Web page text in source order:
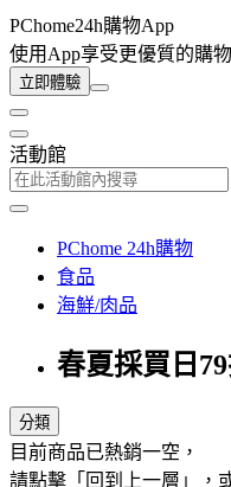
PChome24h購物App
使用App享受更優質的購
立即體驗
活動館
PChome 24h購物
食品
海鮮/肉品
春夏採買日
分類
目前商品已熱銷一空，
請點擊「回到上一層」，